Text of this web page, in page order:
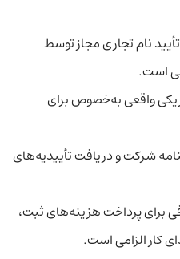
نام تجاری مجاز توسط
است.
واقعی به‌خصوص برای
شرکت و دریافت تأییدیه‌های
برای پرداخت هزینه‌های ثبت،
کار الزامی است.